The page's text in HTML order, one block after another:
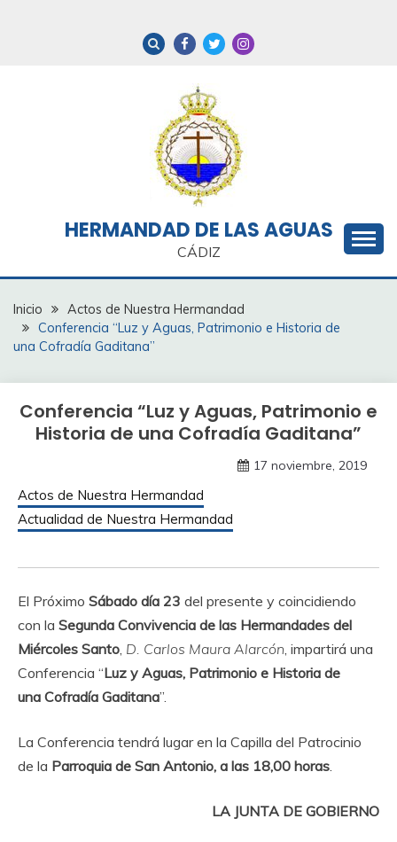
HERMANDAD DE LAS AGUAS
CÁDIZ
Inicio
Actos de Nuestra Hermandad
Conferencia “Luz y Aguas, Patrimonio e Historia de
una Cofradía Gaditana”
Conferencia “Luz y Aguas, Patrimonio e
Historia de una Cofradía Gaditana”
17 noviembre, 2019
Actos de Nuestra Hermandad
Actualidad de Nuestra Hermandad
El Próximo Sábado día 23 del presente y coincidiendo
con la Segunda Convivencia de las Hermandades del
Miércoles Santo, D. Carlos Maura Alarcón, impartirá una
Conferencia “Luz y Aguas, Patrimonio e Historia de
una Cofradía Gaditana”.
La Conferencia tendrá lugar en la Capilla del Patrocinio
de la Parroquia de San Antonio, a las 18,00 horas.
LA JUNTA DE GOBIERNO